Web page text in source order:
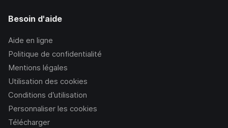
Besoin d'aide
Aide en ligne
Politique de confidentialité
Mentions légales
Utilisation des cookies
Conditions d’utilisation
Personnaliser les cookies
Télécharger